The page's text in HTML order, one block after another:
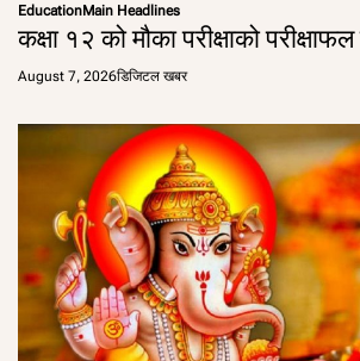
EducationMain Headlines
कक्षा १२ को मौका परीक्षाको
August 7, 2026डिजिटल खबर